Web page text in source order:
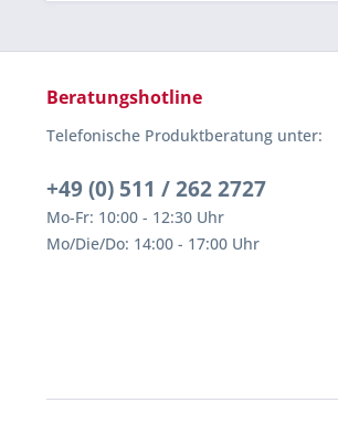
Beratungshotline
Telefonische Produktberatung unter:
+49 (0) 511 / 262 2727
Mo-Fr: 10:00 - 12:30 Uhr
Mo/Die/Do: 14:00 - 17:00 Uhr